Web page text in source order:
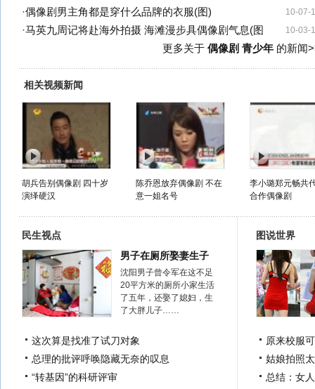
10-07-
·偶像剧男主角都是穿什么品牌的衣服(图)
10-03-
·马英九周记将赴海外拍摄 海滩漫步具偶像剧气息(图
更多关于 偶像剧 青少年的新闻
相关视频新闻
胡兵告别偶像剧 四十岁
演绎硬汉
陈乔恩放弃偶像剧 不在
意一姐名号
李小璐郑元畅共
合作偶像剧
民生视点
男子在厕所娶妻生子
沈阳男子曾令军在这不足
20平方米的厕所小家生活
了五年，还娶了媳妇，生
了大胖儿子……
这次算是找准了试刀对象
总理的批评呼唤隐藏无奈的叹息
“转基因”的科研评审
图说世界
原来校服
姑娘拍照
总结：女